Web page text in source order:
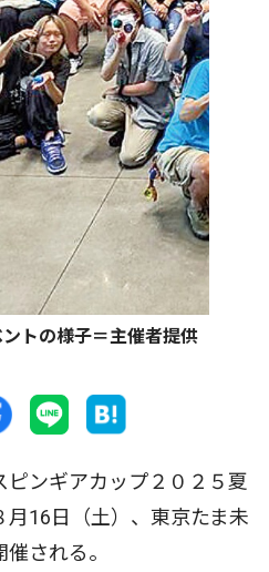
トの様子＝主催者提供
ンギアカップ２０２５夏
月16日（土）、東京たま未
される。